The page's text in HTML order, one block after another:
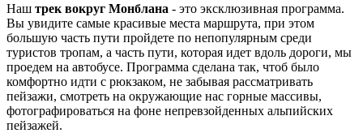
Наш трек вокруг Монблана - это эксклюзивная программа.
Вы увидите самые красивые места маршрута, при этом
большую часть пути пройдете по непопулярным среди
туристов тропам, а часть пути, которая идет вдоль дороги, мы
проедем на автобусе. Программа сделана так, чтоб было
комфортно идти с рюкзаком, не забывая рассматривать
пейзажи, смотреть на окружающие нас горные массивы,
фотографироваться на фоне непревзойденных альпийских
пейзажей.